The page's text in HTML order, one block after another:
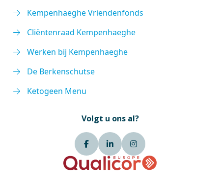
Kempenhaeghe Vriendenfonds
Cliëntenraad Kempenhaeghe
Werken bij Kempenhaeghe
De Berkenschutse
Ketogeen Menu
Volgt u ons al?